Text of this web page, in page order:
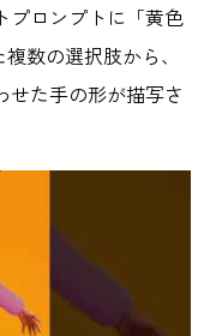
プロンプトに「黄色
数の選択肢から、
せた手の形が描写さ